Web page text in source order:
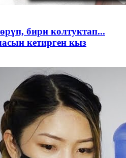
бири колтуктап...
кетирген кыз